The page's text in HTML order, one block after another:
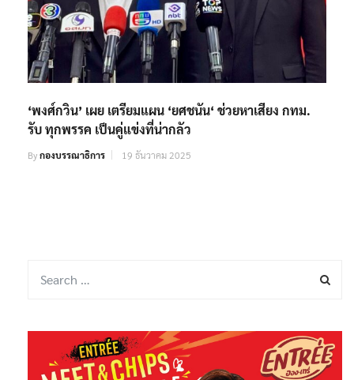
‘พงศ์กวิน’ เผย เตรียมแผน ‘ยศชนัน‘ ช่วยหาเสียง กทม.
รับ ทุกพรรค เป็นคู่แข่งที่น่ากลัว
Byกองบรรณาธิการ 19 ธันวาคม 2025